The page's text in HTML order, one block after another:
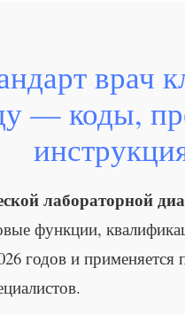
врач
— коды,
лабораторной
функции,
годов и